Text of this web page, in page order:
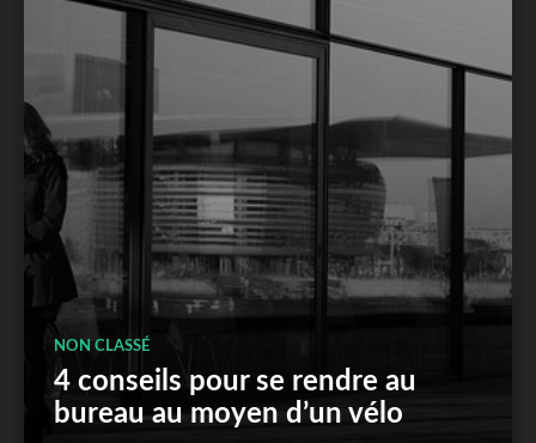
NON CLASSÉ
4 conseils pour se rendre au
bureau au moyen d’un vélo